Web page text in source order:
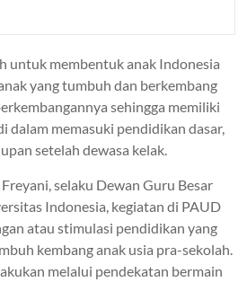
untuk membentuk anak Indonesia
yang tumbuh dan berkembang
sehingga memiliki
dalam memasuki pendidikan dasar,
setelah dewasa kelak.
selaku Dewan Guru Besar
Indonesia, kegiatan di PAUD
atau stimulasi pendidikan yang
kembang anak usia pra-sekolah.
melalui pendekatan bermain